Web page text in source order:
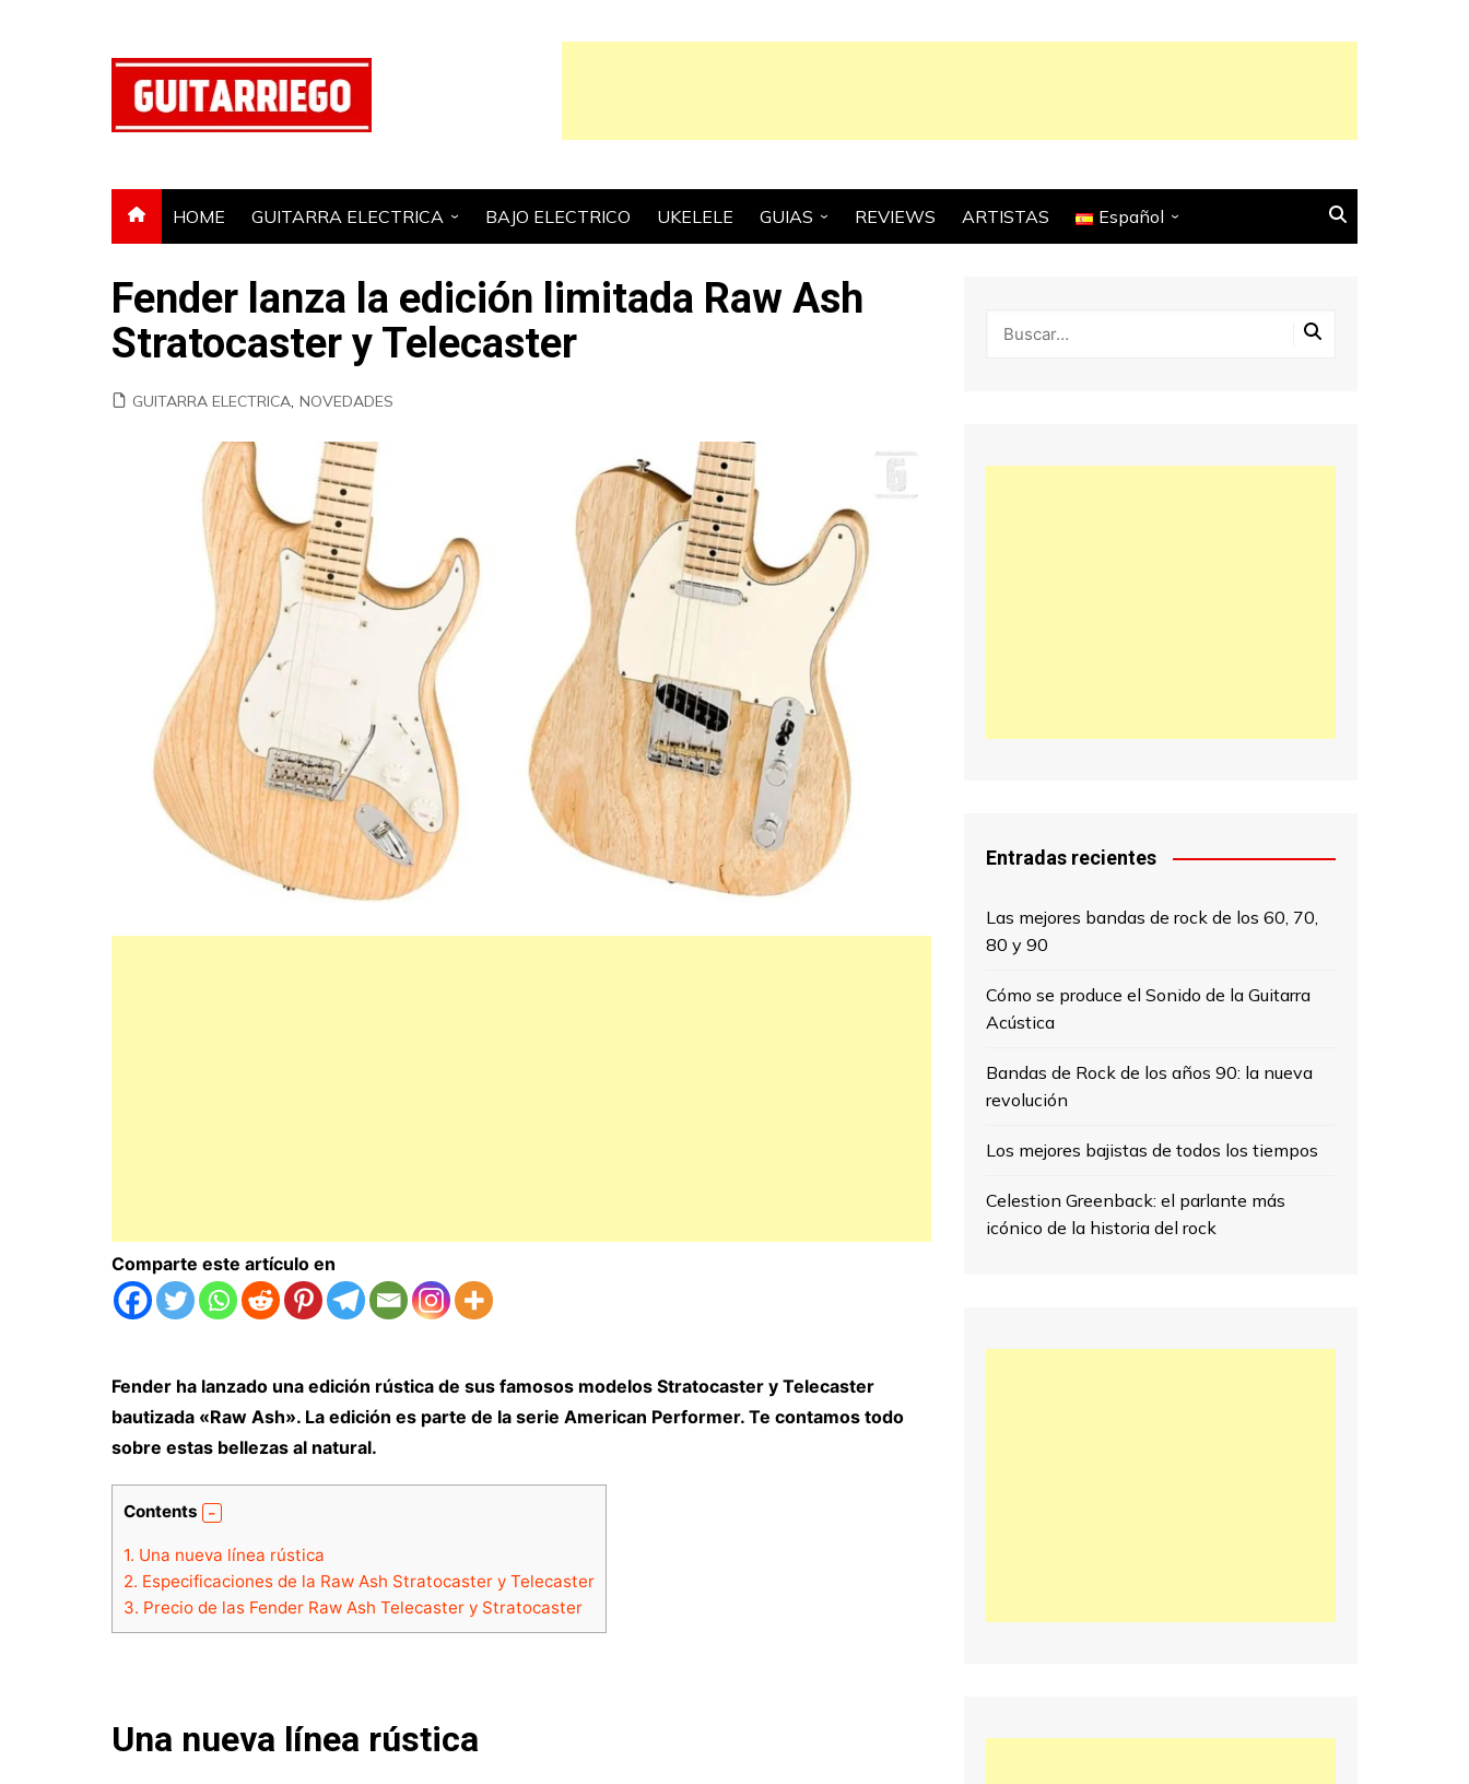
HOME GUITARRA ELECTRICA
AMPLIFICADOR
PEDAL DE EFECTOS
BAJO ELECTRICO UKELELE GUIAS
CONSEJOS Y TRUCOS
TABLATURAS
REVIEWS ARTISTAS Español
Fender lanza la edición limitada Raw Ash
Stratocaster y Telecaster
GUITARRA ELECTRICA, NOVEDADES
Comparte este artículo en
Fender ha lanzado una edición rústica de sus famosos modelos Stratocaster y Telecaster
bautizada «Raw Ash». La edición es parte de la serie American Performer. Te contamos todo
sobre estas bellezas al natural.
Contents
1. Una nueva línea rústica
2. Especificaciones de la Raw Ash Stratocaster y Telecaster
3. Precio de las Fender Raw Ash Telecaster y Stratocaster
Una nueva línea rústica
Entradas recientes
Las mejores bandas de rock de los 60, 70,
80 y 90
Cómo se produce el Sonido de la Guitarra
Acústica
Bandas de Rock de los años 90: la nueva
revolución
Los mejores bajistas de todos los tiempos
Celestion Greenback: el parlante más
icónico de la historia del rock